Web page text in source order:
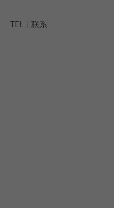
TEL丨联系